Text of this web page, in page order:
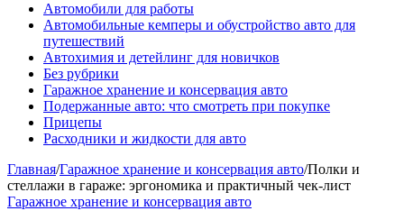
Автомобили для работы
Автомобильные кемперы и обустройство авто для
путешествий
Автохимия и детейлинг для новичков
Без рубрики
Гаражное хранение и консервация авто
Подержанные авто: что смотреть при покупке
Прицепы
Расходники и жидкости для авто
Главная/Гаражное хранение и консервация авто/Полки и
стеллажи в гараже: эргономика и практичный чек-лист
Гаражное хранение и консервация авто